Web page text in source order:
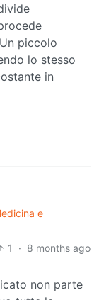
piccolo
lo stesso
in
e
1 · 8 months ago
non parte